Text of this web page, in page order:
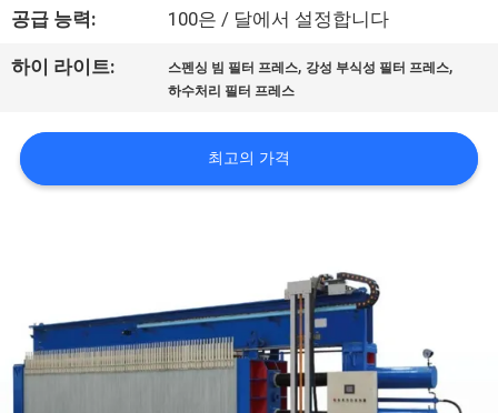
공
장
학
관
리
공급 능력: 100은 / 달에서 설정합니다
하이 라이트: 스펜싱 빔 필터 프레스, 강성 부식성 필터 프레스,
하수처리 필터 프레스
최고의 가격